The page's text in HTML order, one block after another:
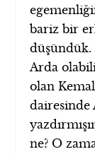
bariz bir
düşündük.
Arda
olan
dairesinde
ne? O